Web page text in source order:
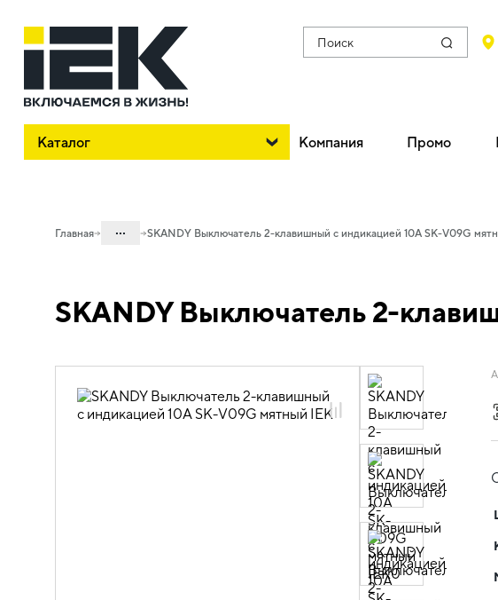
Поиск
Каталог Компания Промо
Главная ...
06. Изделия электроустановочные,
удлинители и силовые разъемы
изделия скрытого монтажа SKANDY
06.01.02.10 ЭУИ SKANDY мятный
SKANDY Выключатель 2-клавишный с индикацией 10А SK-V09G
SKANDY Выключатель 2-